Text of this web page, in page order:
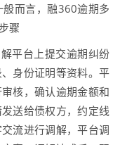
而言，融360逾期多
骤
平台上提交逾期纠纷
身份证明等资料。平
核，确认逾期金额和
送给债权方，约定线
流进行调解，平台调